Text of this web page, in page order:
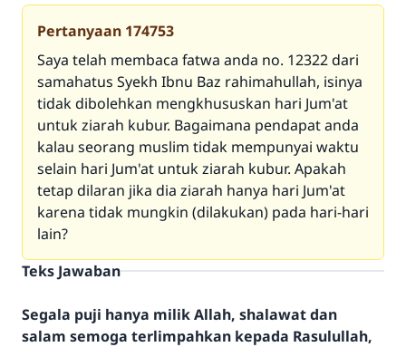
Pertanyaan 174753
Saya telah membaca fatwa anda no. 12322 dari
samahatus Syekh Ibnu Baz rahimahullah, isinya
tidak dibolehkan mengkhususkan hari Jum'at
untuk ziarah kubur. Bagaimana pendapat anda
kalau seorang muslim tidak mempunyai waktu
selain hari Jum'at untuk ziarah kubur. Apakah
tetap dilaran jika dia ziarah hanya hari Jum'at
karena tidak mungkin (dilakukan) pada hari-hari
lain?
Teks Jawaban
Segala puji hanya milik Allah, shalawat dan
salam semoga terlimpahkan kepada Rasulullah,